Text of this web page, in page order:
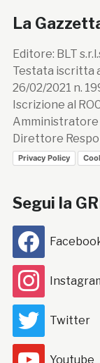
La
Editore: BLT
Testata iscritta
26/02/2021 n.
Iscrizione al
Amministratore
Direttore
Privacy Policy
Segui la
Twitter
Youtube